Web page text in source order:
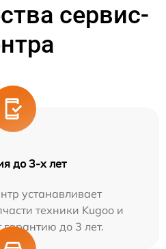
сервис-
до 3-х лет
устанавливает
техники Kugoo и
гарантию до 3 лет.